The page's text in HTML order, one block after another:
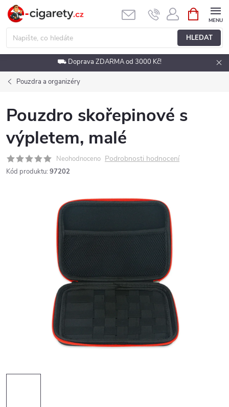
Přejít
obsah
HLEDAT
NÁKUPNÍ
KOŠÍK
⛟ Doprava ZDARMA od 3000 Kč!
Pouzdra a organizéry
Pouzdro skořepinové s
výpletem, malé
Neohodnoceno Podrobnosti hodnocení
Kód produktu: 97202